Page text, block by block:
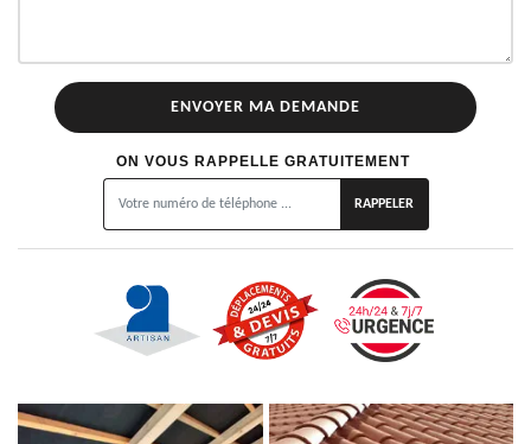
ON VOUS RAPPELLE GRATUITEMENT